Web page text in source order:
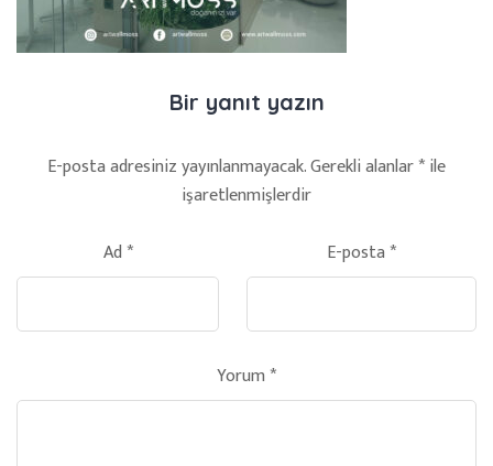
Bir yanıt yazın
E-posta adresiniz yayınlanmayacak.Gerekli alanlar*ile
işaretlenmişlerdir
Ad* E-posta*
Yorum*